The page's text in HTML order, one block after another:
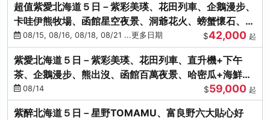
超值紫愛北海道５日－紫彩美瑛、花田列車、企鵝漫步、
卡哇伊熊牧場、函館星空夜景、洞爺花火、螃蟹懷石、啤
酒暢飲
08/15, 08/16, 08/18, 08/21 ...更多日期 $42,000 起
紫愛北海道５日－紫彩美瑛、花田列車、直升機+下午
茶、企鵝漫步、熊出沒、函館百萬夜景、哈密瓜+海鮮和
牛八大螃蟹吃到飽
08/14 $59,000 起
紫醉北海道５日－星野TOMAMU、富良野六大貼心好